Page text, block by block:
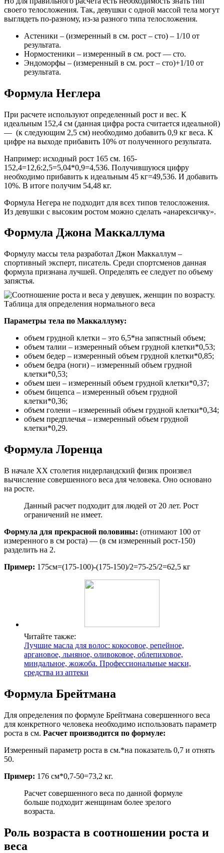
своего телосложения. Так, девушки с одной массой тела могут
выглядеть по-разному, из-за разного типа телосложения.
Астеники – (измеренный в см. рост – сто) – 1/10 от
результата.
Нормостеники – измеренный в см. рост — сто.
Эндоморфы – (измеренный в см. рост – сто)+1/10 от
результата.
Формула Неглера
При расчете используют определенный рост и вес. К
идеальным 152,4 см (данная цифра роста считается идеальной)
— (к следующим 2,5 см) необходимо добавить 0,9 кг веса. К
цифре на выходе прибавить 10% от полученного результата.
Например: исходный рост 165 см. 165-
152,4=12,6:2,5=5,04*0,9=4,536. Получившуюся цифру
необходимо прибавить к идеальным 45 кг=49,536. И добавить
10%. В итоге получим 54,48 кг.
Формула Негера не подходит для всех типов телосложения.
Из девушки с высоким ростом можно сделать «анарексичку».
Формула Джона Маккаллума
Формулу массы тела разработал Джон Маккаллум –
спортивный эксперт, писатель. Среди спортсменов данная
формула признана лучшей. Определять ее следует по объему
запястья.
Параметры тела по Маккаллуму:
объем грудной клетки – это 6,5*на запястный объем;
объем талии – измеренный объем грудной клетки*0,53;
объем бедер – измеренный объем грудной клетки*0,85;
объем бедра (ноги) – измеренный объем грудной
клетки*0,53;
объем шеи – измеренный объем грудной клетки*0,37;
объем бицепса – измеренный объем грудной
клетки*0,36;
объем голени – измеренный объем грудной клетки*0,34;
объем предплечья – измеренный объем грудной
клетки*0,29.
Формула Лоренца
В начале XX столетия нидерландский физик произвел
вычисление совершенного веса для человека. Оно основано
на росте.
Данный расчет подходит для людей от 20 лет. Рост
ограничений не имеет.
Формула для прекрасной половины: (отнимают 100 от
измеренного в см роста) — (в см измеренный рост-150)
разделить на 2.
Пример: 175см=(175-100)-(175-150)/2=75-25/2=62,5 кг
Читайте также:
Лучшие масла для волос: кокосовое, репейное,
аргановое, льняное, оливоковое, облепиховое,
миндальное, жожоба. Профессиональные маски,
средства из аптеки
Формула Брейтмана
Для определения по формуле Брейтмана совершенного веса
для конкретного человека необходимо использовать параметр
роста в см. Расчет производится по формуле:
Измеренный параметр роста в см.*на показатель 0,7 и отнять
50.
Пример: 176 см*0,7-50=73,2 кг.
Расчет совершенного веса по данной формуле
больше подходит женщинам более зрелого
возраста.
Роль возраста в соотношении роста и
веса